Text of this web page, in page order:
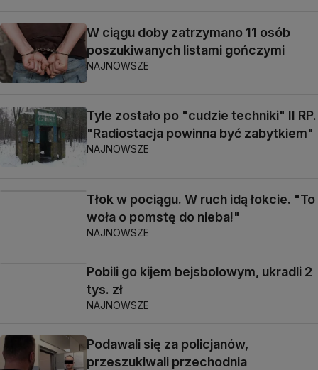
W ciągu doby zatrzymano 11 osób
poszukiwanych listami gończymi
NAJNOWSZE
Tyle zostało po "cudzie techniki" II RP.
"Radiostacja powinna być zabytkiem"
NAJNOWSZE
Tłok w pociągu. W ruch idą łokcie. "To
woła o pomstę do nieba!"
NAJNOWSZE
Pobili go kijem bejsbolowym, ukradli 2
tys. zł
NAJNOWSZE
Podawali się za policjanów,
przeszukiwali przechodnia